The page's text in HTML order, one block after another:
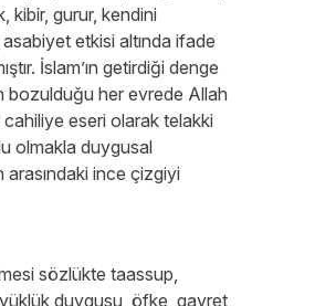
kibir, gurur, kendini
etkisi altında ifade
İslam’ın getirdiği denge
bozulduğu her evrede Allah
eseri olarak telakki
olmakla duygusal
arasındaki ince çizgiyi
sözlükte taassup,
duygusu, öfke, gayret